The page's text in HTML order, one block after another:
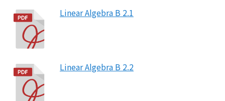
Linear Algebra B 2.1
Linear Algebra B 2.2